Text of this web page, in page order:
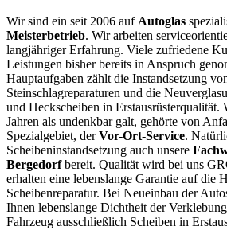
Wir sind ein seit 2006 aufAutoglas
Meisterbetrieb. Wir arbeiten
langjähriger Erfahrung. Viele zufriedene
Leistungen bisher bereits in Anspruch
Hauptaufgaben zählt die Instandsetzung
Steinschlagreparaturen und die
und Heckscheiben in Erstausrüsterqualität.
Jahren als undenkbar galt, gehörte von
Spezialgebiet, derVor-Ort-Service.
Scheibeninstandsetzung auch unsere
Bergedorfbereit. Qualität wird bei uns
erhalten eine lebenslange Garantie auf die
Scheibenreparatur. Bei Neueinbau der
Ihnen lebenslange Dichtheit der
Fahrzeug ausschließlich Scheiben in